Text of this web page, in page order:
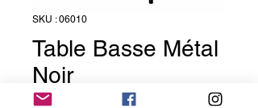
SKU : 06010
Table Basse Métal
Noir
9,50 €